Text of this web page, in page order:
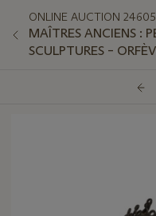
ONLINE AUCTION 24605
MAÎTRES ANCIENS :
SCULPTURES –